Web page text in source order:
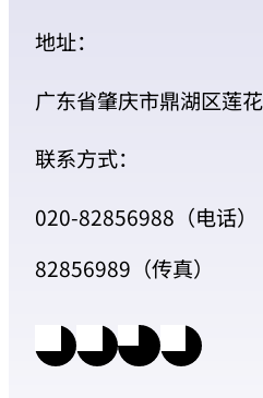
地址：
广东省肇庆市鼎湖区莲
联系方式：
020-82856988（电话）
82856989（传真）